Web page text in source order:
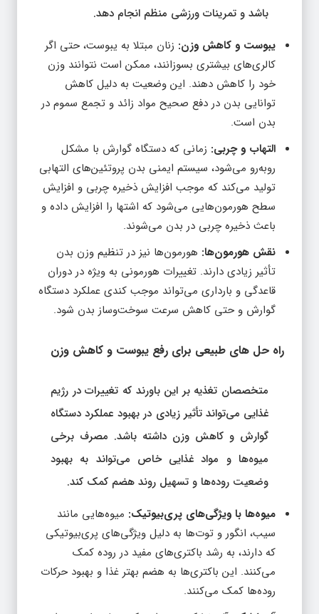
باشد و تمرینات ورزشی منظم انجام دهد.
یبوست و کاهش وزن: زنان مبتلا به یبوست، حتی اگر
کالری‌های بیشتری بسوزانند، ممکن است نتوانند وزن
خود را کاهش دهند. این وضعیت به دلیل کاهش
توانایی بدن در دفع صحیح مواد زائد و تجمع سموم در
بدن است.
التهاب و چربی: زمانی که دستگاه گوارش با مشکل
روبه‌رو می‌شود، سیستم ایمنی بدن پروتئین‌های التهابی
تولید می‌کند که موجب افزایش ذخیره چربی و افزایش
سطح هورمون‌هایی می‌شود که اشتها را افزایش داده و
باعث ذخیره چربی در بدن می‌شوند.
نقش هورمون‌ها: هورمون‌ها نیز در تنظیم وزن بدن
تأثیر زیادی دارند. تغییرات هورمونی به ویژه در دوران
قاعدگی و بارداری می‌تواند موجب کندی عملکرد دستگاه
گوارش و حتی کاهش سرعت سوخت‌وساز بدن شود.
راه‌ حل‌ های طبیعی برای رفع یبوست و کاهش وزن
متخصصان تغذیه بر این باورند که تغییرات در رژیم
غذایی می‌تواند تأثیر زیادی در بهبود عملکرد دستگاه
گوارش و کاهش وزن داشته باشد. مصرف برخی
میوه‌ها و مواد غذایی خاص می‌تواند به بهبود
وضعیت روده‌ها و تسهیل روند هضم کمک کند.
میوه‌ها با ویژگی‌های پری‌بیوتیک: میوه‌هایی مانند
سیب، انگور و توت‌ها به دلیل ویژگی‌های پری‌بیوتیکی
که دارند، به رشد باکتری‌های مفید در روده کمک
می‌کنند. این باکتری‌ها به هضم بهتر غذا و بهبود حرکات
روده‌ها کمک می‌کنند.